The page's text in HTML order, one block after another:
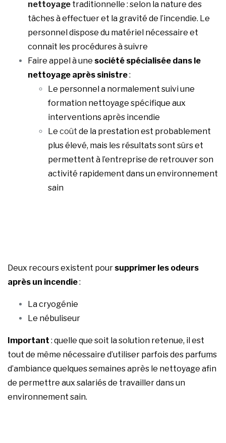
nettoyage traditionnelle : selon la nature des
tâches à effectuer et la gravité de l’incendie. Le
personnel dispose du matériel nécessaire et
connaît les procédures à suivre
Faire appel à une société spécialisée dans le
nettoyage après sinistre:
Le personnel a normalement suivi une
formation nettoyage spécifique aux
interventions après incendie
Le coût de la prestation est probablement
plus élevé, mais les résultats sont sûrs et
permettent à l’entreprise de retrouver son
activité rapidement dans un environnement
sain
Deux recours existent pour supprimer les odeurs
après un incendie:
La cryogénie
Le nébuliseur
Important : quelle que soit la solution retenue, il est
tout de même nécessaire d’utiliser parfois des parfums
d’ambiance quelques semaines après le nettoyage afin
de permettre aux salariés de travailler dans un
environnement sain.